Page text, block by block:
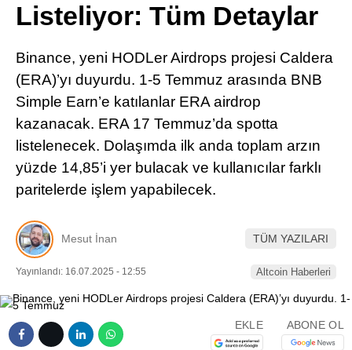
TikTok
Pinterest
LinkedIn
Telegram
Listeliyor: Tüm Detaylar
Binance, yeni HODLer Airdrops projesi Caldera
(ERA)’yı duyurdu. 1-5 Temmuz arasında BNB
Simple Earn’e katılanlar ERA airdrop
kazanacak. ERA 17 Temmuz’da spotta
listelenecek. Dolaşımda ilk anda toplam arzın
yüzde 14,85’i yer bulacak ve kullanıcılar farklı
paritelerde işlem yapabilecek.
Mesut İnan TÜM YAZILARI
Yayınlandı: 16.07.2025 - 12:55 Altcoin Haberleri
EKLE ABONE OL